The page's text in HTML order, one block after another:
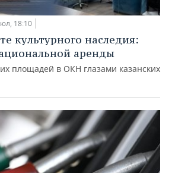
18:10
культурного наследия:
аренды
площадей в ОКН глазами казанских